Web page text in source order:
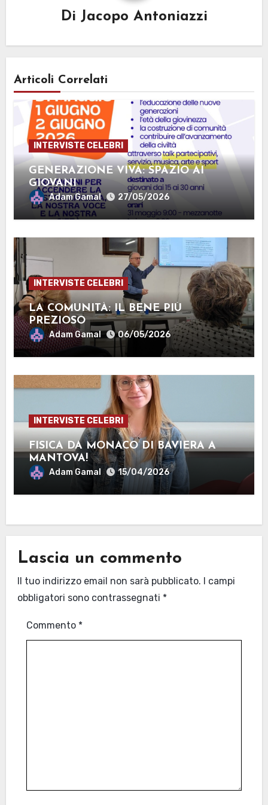
Di Jacopo Antoniazzi
Articoli Correlati
INTERVISTE CELEBRI
GENERAZIONE VIVA: SPAZIO AI
GIOVANI
Adam Gamal 27/05/2026
INTERVISTE CELEBRI
LA COMUNITÀ: IL BENE PIÙ
PREZIOSO
Adam Gamal 06/05/2026
INTERVISTE CELEBRI
FISICA DA MONACO DI BAVIERA A
MANTOVA!
Adam Gamal 15/04/2026
Lascia un commento
Il tuo indirizzo email non sarà pubblicato.
I campi
obbligatori sono contrassegnati *
Commento *